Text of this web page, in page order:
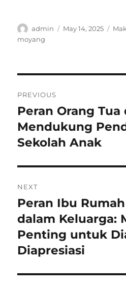
Author
admin
Posted
May 14, 2025
moyang
navigation
PREVIOUS
Previous
post:
Peran Orang Tua
Mendukung
Sekolah Anak
NEXT
Next
post:
Peran Ibu
dalam Keluarga:
Penting untuk
Diapresiasi